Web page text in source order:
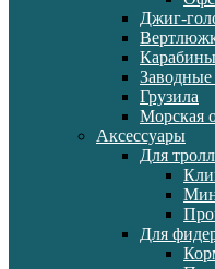
Джиг-
Заводные
Грузила
Морская
Аксессуары
Для
Для